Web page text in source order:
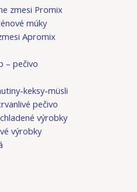
zmesi Promix
múky
Apromix
– pečivo
keksy-müsli
pečivo
výrobky
výrobky